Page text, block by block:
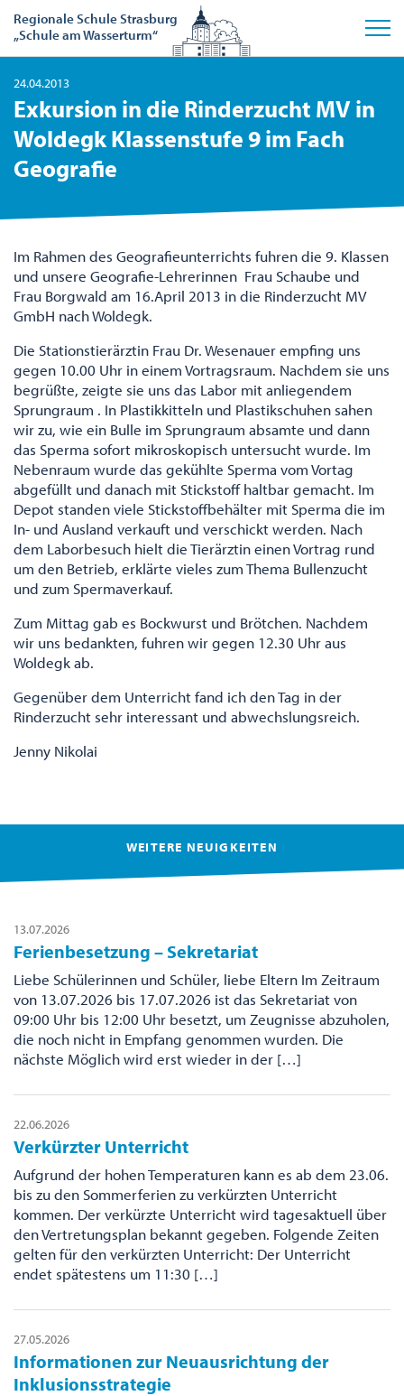
Regionale Schule Strasburg
„Schule am Wasserturm“
24.04.2013
Exkursion in die Rinderzucht MV in
Woldegk Klassenstufe 9 im Fach
Geografie
Im Rahmen des Geografieunterrichts fuhren die 9. Klassen
und unsere Geografie-Lehrerinnen Frau Schaube und
Frau Borgwald am 16.April 2013 in die Rinderzucht MV
GmbH nach Woldegk.
Die Stationstierärztin Frau Dr. Wesenauer empfing uns
gegen 10.00 Uhr in einem Vortragsraum. Nachdem sie uns
begrüßte, zeigte sie uns das Labor mit anliegendem
Sprungraum . In Plastikkitteln und Plastikschuhen sahen
wir zu, wie ein Bulle im Sprungraum absamte und dann
das Sperma sofort mikroskopisch untersucht wurde. Im
Nebenraum wurde das gekühlte Sperma vom Vortag
abgefüllt und danach mit Stickstoff haltbar gemacht. Im
Depot standen viele Stickstoffbehälter mit Sperma die im
In- und Ausland verkauft und verschickt werden. Nach
dem Laborbesuch hielt die Tierärztin einen Vortrag rund
um den Betrieb, erklärte vieles zum Thema Bullenzucht
und zum Spermaverkauf.
Zum Mittag gab es Bockwurst und Brötchen. Nachdem
wir uns bedankten, fuhren wir gegen 12.30 Uhr aus
Woldegk ab.
Gegenüber dem Unterricht fand ich den Tag in der
Rinderzucht sehr interessant und abwechslungsreich.
Jenny Nikolai
WEITERE NEUIGKEITEN
13.07.2026
Ferienbesetzung – Sekretariat
Liebe Schülerinnen und Schüler, liebe Eltern Im Zeitraum
von 13.07.2026 bis 17.07.2026 ist das Sekretariat von
09:00 Uhr bis 12:00 Uhr besetzt, um Zeugnisse abzuholen,
die noch nicht in Empfang genommen wurden. Die
nächste Möglich wird erst wieder in der […]
22.06.2026
Verkürzter Unterricht
Aufgrund der hohen Temperaturen kann es ab dem 23.06.
bis zu den Sommerferien zu verkürzten Unterricht
kommen. Der verkürzte Unterricht wird tagesaktuell über
den Vertretungsplan bekannt gegeben. Folgende Zeiten
gelten für den verkürzten Unterricht: Der Unterricht
endet spätestens um 11:30 […]
27.05.2026
Informationen zur Neuausrichtung der
Inklusionsstrategie